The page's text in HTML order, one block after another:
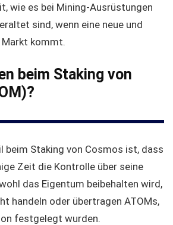
wie es bei Mining-Ausrüstungen
sind, wenn eine neue und
kommt.
beim Staking von
beim Staking von Cosmos ist, dass
Zeit die Kontrolle über seine
das Eigentum beibehalten wird,
handeln oder übertragen ATOMs,
festgelegt wurden.